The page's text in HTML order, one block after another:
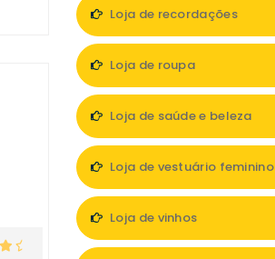
Loja de recordações
Loja de roupa
Loja de saúde e beleza
Loja de vestuário feminino
Loja de vinhos